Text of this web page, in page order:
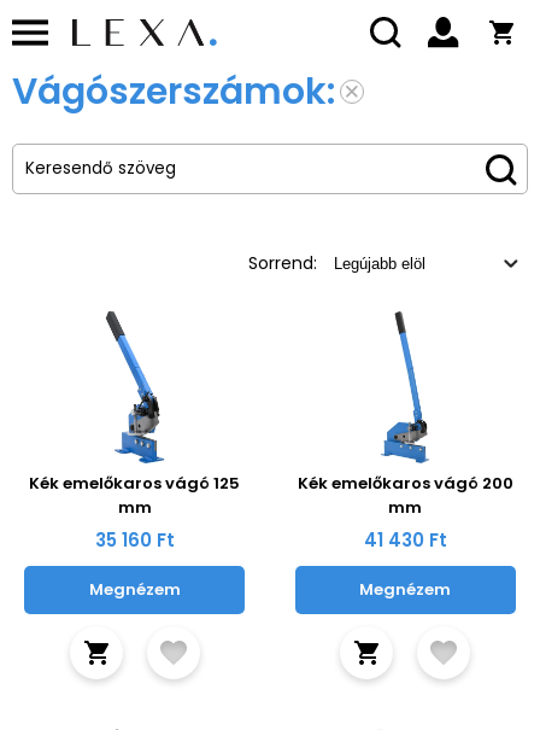
Vágószerszámok:
Sorrend:
Kék emelőkaros vágó 125
mm
35 160 Ft
Megnézem
Kék emelőkaros vágó 200
mm
41 430 Ft
Megnézem